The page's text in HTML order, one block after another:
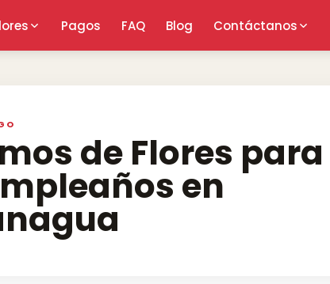
Pagos FAQ Blog Contáctanos
de Flores para
en